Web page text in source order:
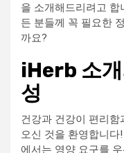
을 소개해드리려고 합
든 분들께 꼭 필요한
까요?
iHerb 소
성
건강과 건강이 편리함
오신 것을 환영합니다
에서는 영양 요구를